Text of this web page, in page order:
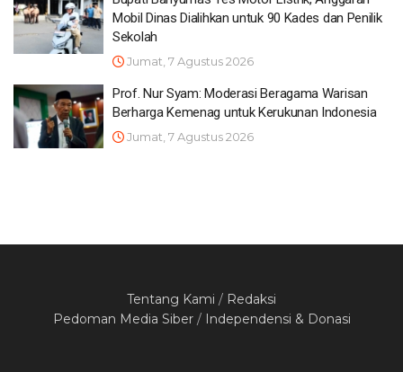
Mobil Dinas Dialihkan untuk 90 Kades dan Penilik
Sekolah
Jumat, 7 Agustus 2026
Prof. Nur Syam: Moderasi Beragama Warisan
Berharga Kemenag untuk Kerukunan Indonesia
Jumat, 7 Agustus 2026
Tentang Kami / Redaksi
Pedoman Media Siber/ Independensi & Donasi